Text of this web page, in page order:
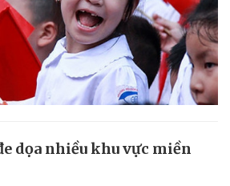
dọa nhiều khu vực miền